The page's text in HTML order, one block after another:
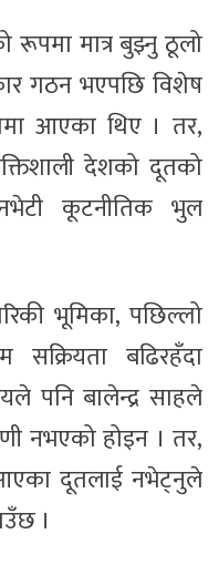
मात्र बुझ्नु ठूलो
गठन भएपछि विशेष
आएका थिए । तर,
देशको दूतको
कूटनीतिक भुल
भूमिका, पछिल्लो
बढिरहँदा
पनि बालेन्द्र साहले
नभएको होइन । तर,
दूतलाई नभेट्नुले
।